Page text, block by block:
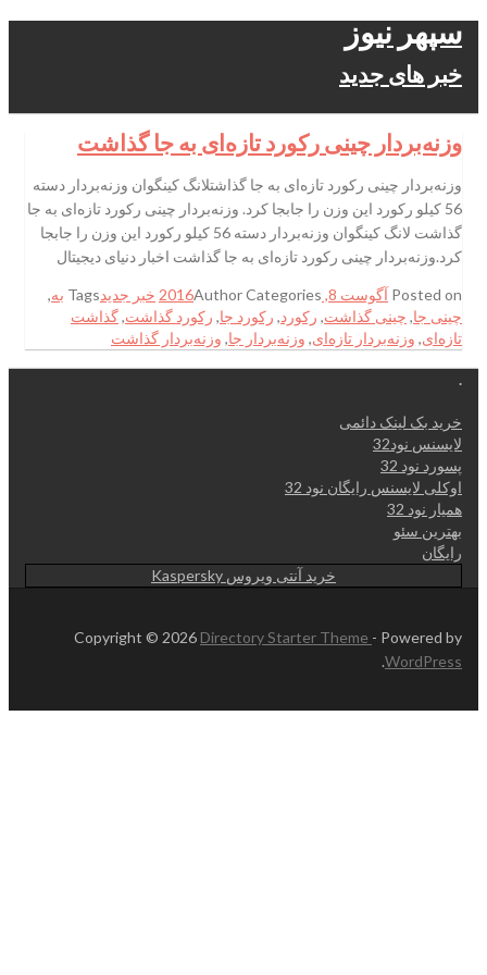
سپهر نیوز
خبر های جدید
وزنه‌بردار چینی رکورد تازه‌ای به جا گذاشت
وزنه‌بردار چینی رکورد تازه‌ای به جا گذاشتلانگ کینگوان وزنه‌بردار دسته
56 کیلو رکورد این وزن را جابجا کرد. وزنه‌بردار چینی رکورد تازه‌ای به جا
گذاشت لانگ کینگوان وزنه‌بردار دسته 56 کیلو رکورد این وزن را جابجا
کرد.وزنه‌بردار چینی رکورد تازه‌ای به جا گذاشت اخبار دنیای دیجیتال
Posted on آگوست 8, 2016 AuthorCategories خبر جدیدTags به,
چینی جا, چینی گذاشت, رکورد, رکورد جا, رکورد گذاشت,گذاشت
تازه‌ای, وزنه‌بردار تازه‌ای, وزنه‌بردار جا, وزنه‌بردار گذاشت
.
خرید بک لینک دائمی
لایسنس نود32
پسورد نود 32
اوکلی لایسنس رایگان نود 32
همیار نود 32
بهترین سئو
رایگان
خرید آنتی ویروس Kaspersky
Copyright © 2026 Directory Starter Theme - Powered by
WordPress
.